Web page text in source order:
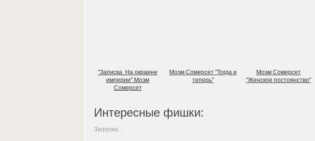
"Записка. На окраине
империи" Моэм
Сомерсет
Моэм Сомерсет "Тогда и
теперь"
Моэм Сомерсет
"Женское постоянство"
Интересные фишки:
Загрузка...